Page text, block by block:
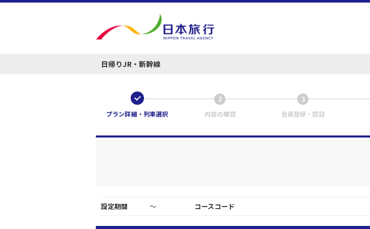
日帰りJR・新幹線
1
プラン詳細・列車選択
2
内容の確認
3
会員登録・認証
設定期間 ～ コースコード